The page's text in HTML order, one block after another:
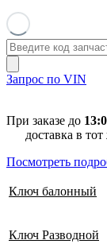
Запрос по VIN
При заказе до
доставка в тот
Посмотреть
Ключ балонный
Ключ Разводной